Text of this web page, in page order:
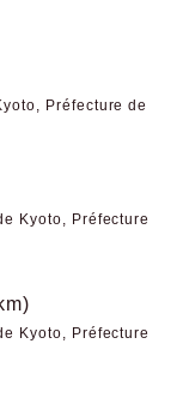
Préfecture de
Kyoto, Préfecture
Kyoto, Préfecture